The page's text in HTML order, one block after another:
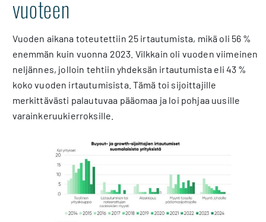
vuoteen
Vuoden aikana toteutettiin 25 irtautumista, mikä oli 56 %
enemmän kuin vuonna 2023. Vilkkain oli vuoden viimeinen
neljännes, jolloin tehtiin yhdeksän irtautumista eli 43 %
koko vuoden irtautumisista. Tämä toi sijoittajille
merkittävästi palautuvaa pääomaa ja loi pohjaa uusille
varainkeruukierroksille.